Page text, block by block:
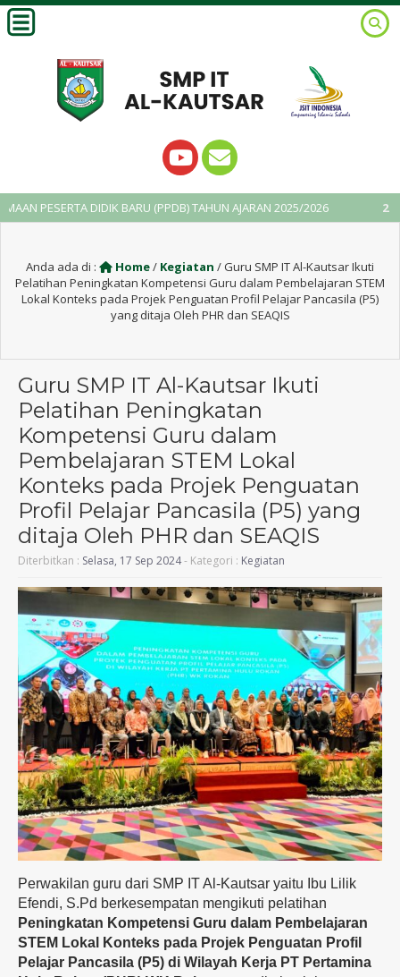
DIDIK BARU (PPDB) TAHUN AJARAN 2025/2026 2 tahun
Anda ada di : Home/ Kegiatan / Guru SMP IT Al-Kautsar Ikuti
Pelatihan Peningkatan Kompetensi Guru dalam Pembelajaran STEM
Lokal Konteks pada Projek Penguatan Profil Pelajar Pancasila (P5)
yang ditaja Oleh PHR dan SEAQIS
Guru SMP IT Al-Kautsar Ikuti
Pelatihan Peningkatan
Kompetensi Guru dalam
Pembelajaran STEM Lokal
Konteks pada Projek Penguatan
Profil Pelajar Pancasila (P5) yang
ditaja Oleh PHR dan SEAQIS
Diterbitkan : Selasa, 17 Sep 2024- Kategori : Kegiatan
Perwakilan guru dari SMP IT Al-Kautsar yaitu Ibu Lilik
Efendi, S.Pd berkesempatan mengikuti pelatihan
Peningkatan Kompetensi Guru dalam Pembelajaran
STEM Lokal Konteks pada Projek Penguatan Profil
Pelajar Pancasila (P5) di Wilayah Kerja PT Pertamina